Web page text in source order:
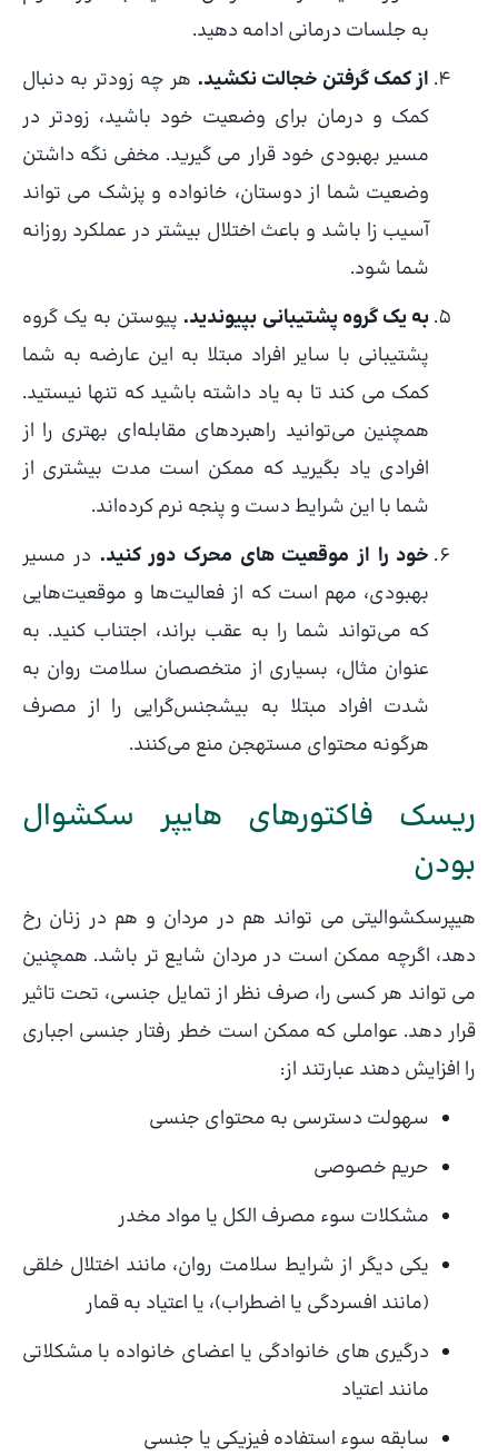
به جلسات درمانی ادامه دهید.
از کمک گرفتن خجالت نکشید. هر چه زودتر به دنبال
کمک و درمان برای وضعیت خود باشید، زودتر در
مسیر بهبودی خود قرار می گیرید. مخفی نگه داشتن
وضعیت شما از دوستان، خانواده و پزشک می تواند
آسیب زا باشد و باعث اختلال بیشتر در عملکرد روزانه
شما شود.
به یک گروه پشتیبانی بپیوندید. پیوستن به یک گروه
پشتیبانی با سایر افراد مبتلا به این عارضه به شما
کمک می کند تا به یاد داشته باشید که تنها نیستید.
همچنین می‌توانید راهبردهای مقابله‌ای بهتری را از
افرادی یاد بگیرید که ممکن است مدت بیشتری از
شما با این شرایط دست و پنجه نرم کرده‌اند.
خود را از موقعیت های محرک دور کنید. در مسیر
بهبودی، مهم است که از فعالیت‌ها و موقعیت‌هایی
که می‌تواند شما را به عقب براند، اجتناب کنید. به
عنوان مثال، بسیاری از متخصصان سلامت روان به
شدت افراد مبتلا به بیشجنس‌گرایی را از مصرف
هرگونه محتوای مستهجن منع می‌کنند.
ریسک فاکتورهای هایپر سکشوال
بودن
هیپرسکشوالیتی می تواند هم در مردان و هم در زنان رخ
دهد، اگرچه ممکن است در مردان شایع تر باشد. همچنین
می تواند هر کسی را، صرف نظر از تمایل جنسی، تحت تاثیر
قرار دهد. عواملی که ممکن است خطر رفتار جنسی اجباری
را افزایش دهند عبارتند از:
سهولت دسترسی به محتوای جنسی
حریم خصوصی
مشکلات سوء مصرف الکل یا مواد مخدر
یکی دیگر از شرایط سلامت روان، مانند اختلال خلقی
(مانند افسردگی یا اضطراب)، یا اعتیاد به قمار
درگیری های خانوادگی یا اعضای خانواده با مشکلاتی
مانند اعتیاد
سابقه سوء استفاده فیزیکی یا جنسی